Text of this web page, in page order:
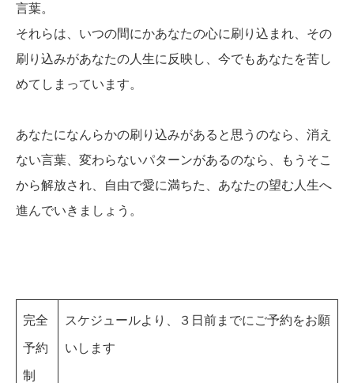
言葉。
それらは、いつの間にかあなたの心に刷り込まれ、その
刷り込みがあなたの人生に反映し、今でもあなたを苦し
めてしまっています。
あなたになんらかの刷り込みがあると思うのなら、消え
ない言葉、変わらないパターンがあるのなら、もうそこ
から解放され、自由で愛に満ちた、あなたの望む人生へ
進んでいきましょう。
完全
予約
制
スケジュールより、３日前までにご予約をお願
いします